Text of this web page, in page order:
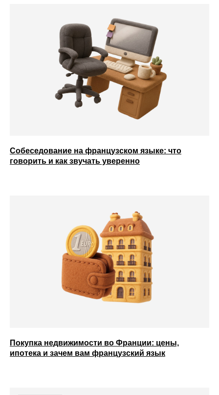
Собеседование на французском языке: что
говорить и как звучать уверенно
Покупка недвижимости во Франции: цены,
ипотека и зачем вам французский язык